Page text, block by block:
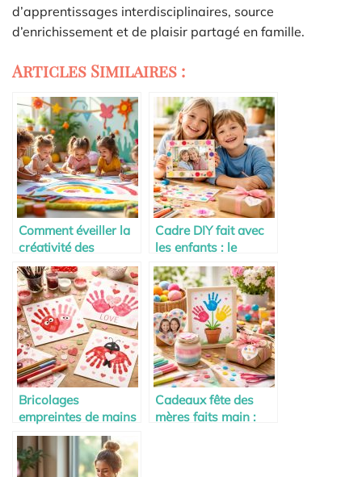
d’apprentissages interdisciplinaires, source
d’enrichissement et de plaisir partagé en famille.
Articles Similaires :
Comment éveiller la
créativité des
enfants dès 2 ans
Cadre DIY fait avec
les enfants : le
cadeau parfait pour
maman ou mamie
Bricolages
empreintes de mains
pour la Saint-
Valentin avec les
enfants
Cadeaux fête des
mères faits main :